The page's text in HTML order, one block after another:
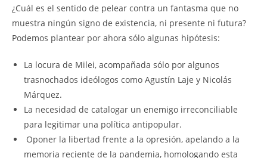
¿Cuál es el sentido de pelear contra un fantasma que no
muestra ningún signo de existencia, ni presente ni futura?
Podemos plantear por ahora sólo algunas hipótesis:
La locura de Milei, acompañada sólo por algunos
trasnochados ideólogos como Agustín Laje y Nicolás
Márquez.
La necesidad de catalogar un enemigo irreconciliable
para legitimar una política antipopular.
Oponer la libertad frente a la opresión, apelando a la
memoria reciente de la pandemia, homologando esta